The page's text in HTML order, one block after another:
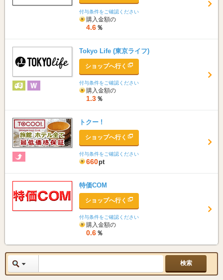
付与条件をご確認ください
購入金額の
4.6 ％
Tokyo Life (東京ライフ)
ショップへ行く
付与条件をご確認ください
購入金額の
1.3 ％
トクー !
ショップへ行く
付与条件をご確認ください
660pt
特価COM
ショップへ行く
付与条件をご確認ください
購入金額の
0.6 ％